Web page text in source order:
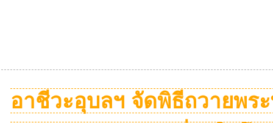
อาชีวะอุบลฯ จัดพิธีถวายพร